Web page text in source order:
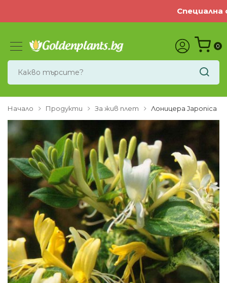
Специална
0
Начало Продукти За жив плет Лоницера Japonica